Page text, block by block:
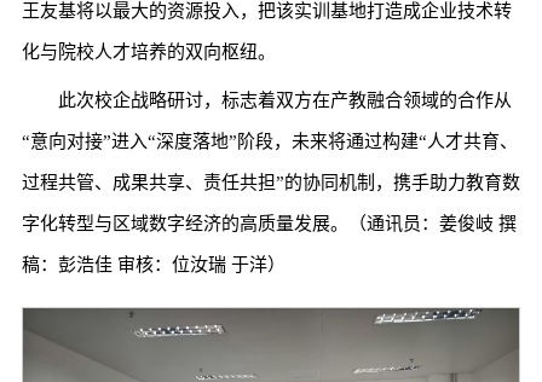
王友基将以最大的资源投入，把该实训基地打造成企业技术转
化与院校人才培养的双向枢纽。
此次校企战略研讨，标志着双方在产教融合领域的合作从
“意向对接”进入“深度落地”阶段，未来将通过构建“人才共育、
过程共管、成果共享、责任共担”的协同机制，携手助力教育数
字化转型与区域数字经济的高质量发展。（通讯员：姜俊岐 撰
稿：彭浩佳 审核：位汝瑞 于洋）